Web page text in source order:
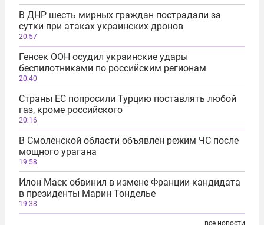
В ДНР шесть мирных граждан пострадали за
сутки при атаках украинских дронов
20:57
Генсек ООН осудил украинские удары
беспилотниками по российским регионам
20:40
Страны ЕС попросили Турцию поставлять любой
газ, кроме российского
20:16
В Смоленской области объявлен режим ЧС после
мощного урагана
19:58
Илон Маск обвинил в измене Франции кандидата
в президенты Марин Тонделье
19:38